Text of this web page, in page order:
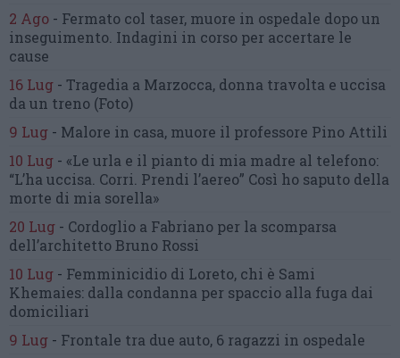
2 Ago - Fermato col taser, muore in ospedale dopo un
inseguimento. Indagini in corso per accertare le
cause
16 Lug - Tragedia a Marzocca, donna travolta e uccisa
da un treno (Foto)
9 Lug - Malore in casa, muore il professore Pino Attili
10 Lug - «Le urla e il pianto di mia madre al telefono:
“L’ha uccisa. Corri. Prendi l’aereo” Così ho saputo della
morte di mia sorella»
20 Lug - Cordoglio a Fabriano per la scomparsa
dell’architetto Bruno Rossi
10 Lug - Femminicidio di Loreto, chi è Sami
Khemaies: dalla condanna per spaccio alla fuga dai
domiciliari
9 Lug - Frontale tra due auto, 6 ragazzi in ospedale